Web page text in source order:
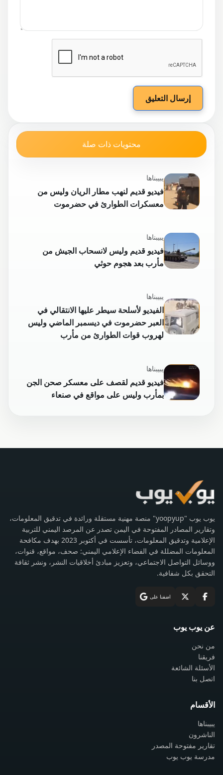
إرسال التعليق
محتويات ذات صلة
يبيبناها
فيديو قديم لنهب مطار الريان وليس من
معسكرات الطوارئ في حضرموت
يبيبناها
فيديو قديم وليس لانسحاب الجيش من
مأرب بعد هجوم حوثي
يبيبناها
الفيديو لأسلحة سيطر عليها الانتقالي في
العبر حضرموت في ديسمبر الماضي وليس
لهروب قوات الطوارئ من مأرب
يبيبناها
فيديو قديم لقصف على معسكر صحن الجن
بمأرب وليس على مواقع في صنعاء
يوب يوب "yoopyup" منصة مهنية مستقلة ورائدة في تدقيق المعلومات،
وتقارير المصادر المفتوحة في اليمن تصدر عن المرصد اليمني للتربية
الإعلامية وتدقيق المعلومات، تأسست في أكتوبر 2023 بهدف مكافحة
المعلومات المضللة في الفضاء الإعلامي اليمني: صحف، مواقع، قنوات،
ووسائل التواصل الاجتماعي، وتعزيز مبادئ أخلاقيات النشر، ونشر ثقافة
التحقق بكل شفافية.
اضفنا على
عن يوب يوب
من نحن
فريقنا
الأسئلة الشائعة
اتصل بنا
الأقسام
يبيبناها
الناشرون
تقارير مفتوحة المصدر
مدرسة يوب يوب